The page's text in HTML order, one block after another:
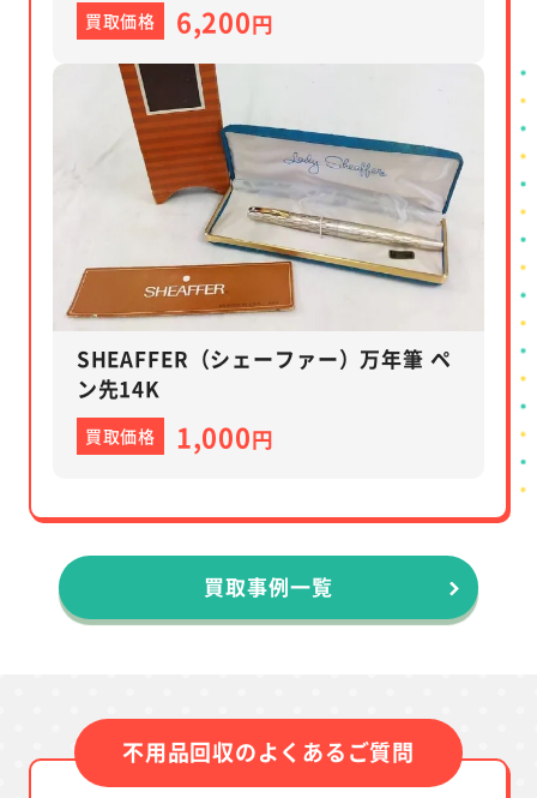
買取価格 6,200円
SHEAFFER（シェーファー）万年筆 ペ
ン先14K
買取価格 1,000円
買取事例一覧
不用品回収のよくあるご質問